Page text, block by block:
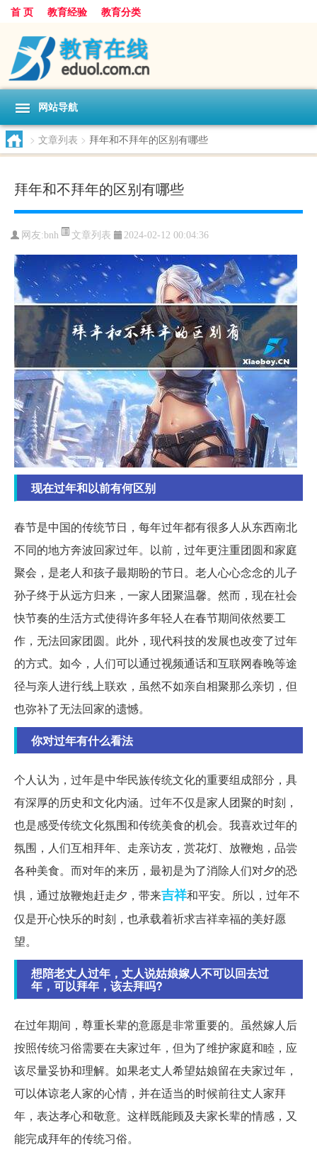
首 页 教育经验 教育分类
网站导航
> 文章列表 > 拜年和不拜年的区别有哪些
拜年和不拜年的区别有哪些
网友:bnh 文章列表 2024-02-12 00:04:36
现在过年和以前有何区别
春节是中国的传统节日，每年过年都有很多人从东西南北
不同的地方奔波回家过年。以前，过年更注重团圆和家庭
聚会，是老人和孩子最期盼的节日。老人心心念念的儿子
孙子终于从远方归来，一家人团聚温馨。然而，现在社会
快节奏的生活方式使得许多年轻人在春节期间依然要工
作，无法回家团圆。此外，现代科技的发展也改变了过年
的方式。如今，人们可以通过视频通话和互联网春晚等途
径与亲人进行线上联欢，虽然不如亲自相聚那么亲切，但
也弥补了无法回家的遗憾。
你对过年有什么看法
个人认为，过年是中华民族传统文化的重要组成部分，具
有深厚的历史和文化内涵。过年不仅是家人团聚的时刻，
也是感受传统文化氛围和传统美食的机会。我喜欢过年的
氛围，人们互相拜年、走亲访友，赏花灯、放鞭炮，品尝
各种美食。而对年的来历，最初是为了消除人们对夕的恐
惧，通过放鞭炮赶走夕，带来吉祥和平安。所以，过年不
仅是开心快乐的时刻，也承载着祈求吉祥幸福的美好愿
望。
想陪老丈人过年，丈人说姑娘嫁人不可以回去过
年，可以拜年，该去拜吗?
在过年期间，尊重长辈的意愿是非常重要的。虽然嫁人后
按照传统习俗需要在夫家过年，但为了维护家庭和睦，应
该尽量妥协和理解。如果老丈人希望姑娘留在夫家过年，
可以体谅老人家的心情，并在适当的时候前往丈人家拜
年，表达孝心和敬意。这样既能顾及夫家长辈的情感，又
能完成拜年的传统习俗。